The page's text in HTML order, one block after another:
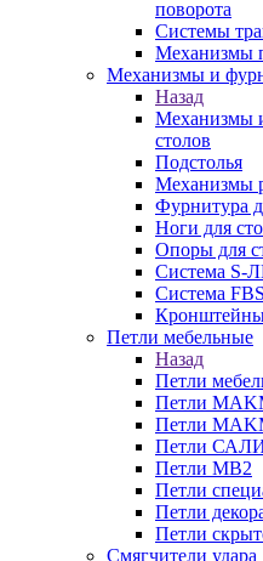
поворота
Системы
Механизмы
Механизмы и
Назад
Механизмы
столов
Подстолья
Механизмы
Фурнитура
Ноги для
Опоры для
Система
Система
Петли мебельные
Назад
Петли
Петли
Петли
Петли
Петли MB2
Петли
Петли
Петли
Смягчители удара